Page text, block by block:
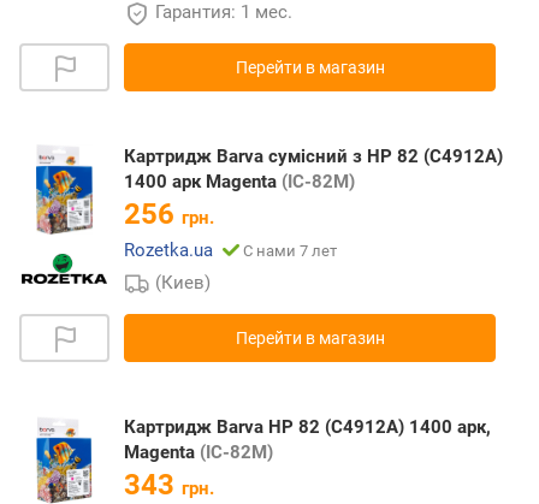
Гарантия: 1 мес.
Перейти в магазин
Картридж Barva сумісний з HP 82 (C4912A)
1400 арк Magenta (IC-82M)
256 грн.
Rozetka.ua
С нами 7 лет
(Киев)
Перейти в магазин
Картридж Barva HP 82 (C4912A) 1400 арк,
Magenta (IC-82M)
343 грн.